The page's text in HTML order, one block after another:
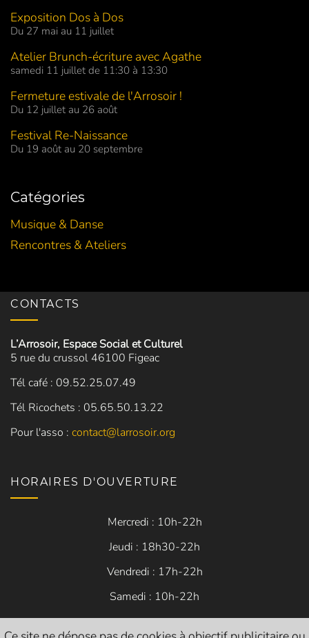
Exposition Dos à Dos
Du 27 mai au 11 juillet
Atelier Brunch-écriture avec Agathe
samedi 11 juillet de 11:30 à 13:30
Fermeture estivale de l'Arrosoir !
Du 12 juillet au 26 août
Festival Re-Naissance
Du 19 août au 20 septembre
Catégories
Musique & Danse
Rencontres & Ateliers
CONTACTS
L’Arrosoir, Espace Social et Culturel
5 rue du crussol 46100 Figeac
Tél café : 09.52.25.07.49
Tél Ricochets : 05.65.50.13.22
Pour l'asso : contact@larrosoir.org
HORAIRES D'OUVERTURE
Mercredi : 10h-22h
Jeudi : 18h30-22h
Vendredi : 17h-22h
Samedi : 10h-22h